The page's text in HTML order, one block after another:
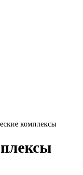
комплексы